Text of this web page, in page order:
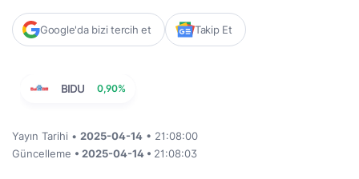
Google'da bizi tercih et Takip Et
BIDU 0,90%
Yayın Tarihi • 2025-04-14 • 21:08:00
Güncelleme • 2025-04-14 • 21:08:03